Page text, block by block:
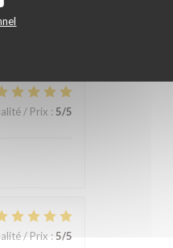
/ Prix : 5/5
/ Prix : 5/5